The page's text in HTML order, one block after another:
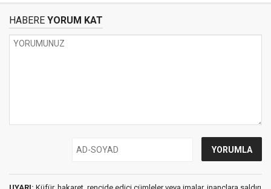
HABERE YORUM KAT